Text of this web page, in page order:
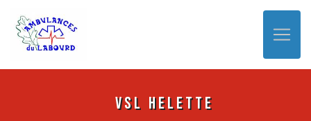
VSL Helette